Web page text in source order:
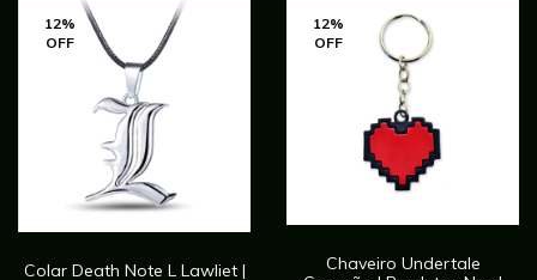
12%
OFF
Colar Death Note L Lawliet |
12%
OFF
Chaveiro Undertale